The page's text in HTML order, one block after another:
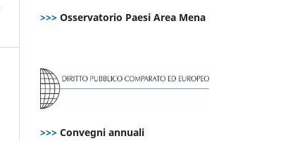
>>> Osservatorio Paesi Area Mena
>>> Convegni annuali